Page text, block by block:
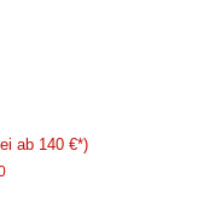
ab 140 €*)